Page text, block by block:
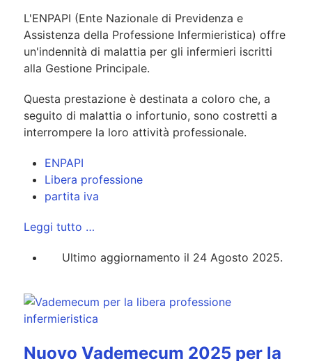
L'ENPAPI (Ente Nazionale di Previdenza e
Assistenza della Professione Infermieristica) offre
un'indennità di malattia per gli infermieri iscritti
alla Gestione Principale.
Questa prestazione è destinata a coloro che, a
seguito di malattia o infortunio, sono costretti a
interrompere la loro attività professionale.
ENPAPI
Libera professione
partita iva
Leggi tutto …
Ultimo aggiornamento il 24 Agosto 2025.
Nuovo Vademecum 2025 per la